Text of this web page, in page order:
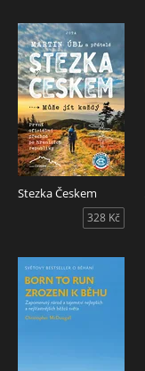
Stezka Českem
328 Kč